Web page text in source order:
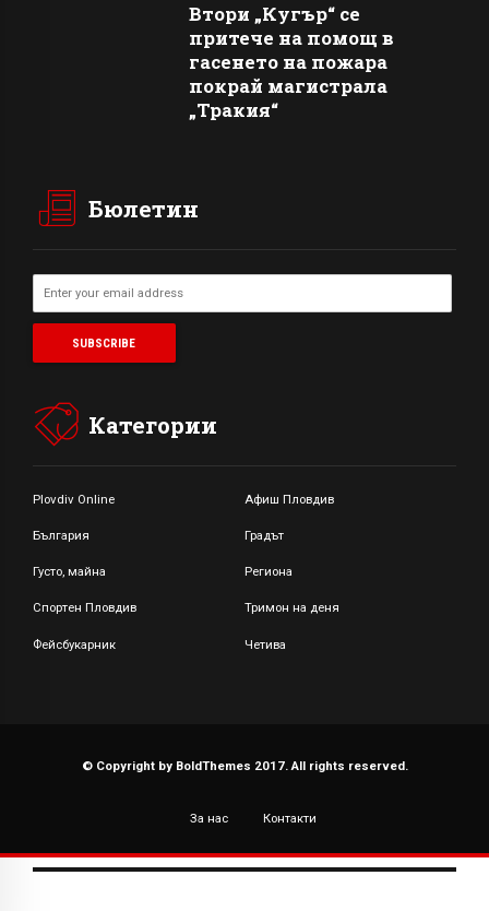
Втори „Кугър“ се
притече на помощ в
гасенето на пожара
покрай магистрала
„Тракия“
Бюлетин
Категории
Plovdiv Online Афиш Пловдив
България Градът
Густо, майна Региона
Спортен Пловдив Тримон на деня
Фейсбукарник Четива
© Copyright by BoldThemes 2017. All rights reserved.
За нас Контакти